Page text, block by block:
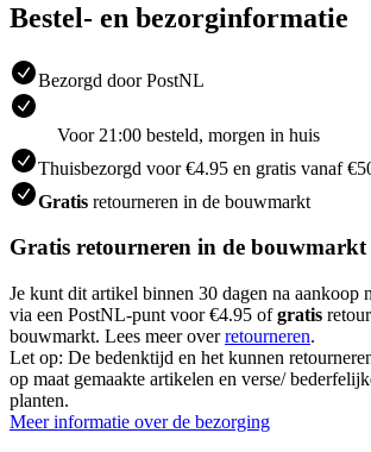
Bestel- en bezorginformatie
Bezorgd door PostNL
Voor 21:00 besteld, morgen in huis
Thuisbezorgd voor €4.95 en gratis vanaf
Gratis retourneren in de bouwmarkt
Gratis retourneren in de bouwmarkt
Je kunt dit artikel binnen 30 dagen na aankoop
via een PostNL-punt voor €4.95 ofgratis
bouwmarkt. Lees meer overretourneren.
Let op: De bedenktijd en het kunnen
op maat gemaakte artikelen en verse/
planten.
Meer informatie over de bezorging